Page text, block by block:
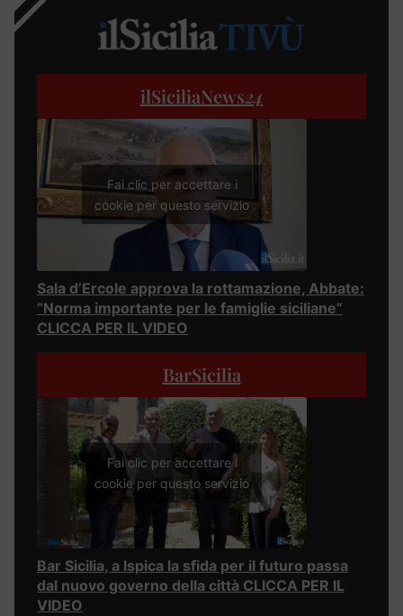
ilSiciliaNews24
Fai clic per accettare i
cookie per questo servizio
Sala d’Ercole approva la rottamazione, Abbate:
“Norma importante per le famiglie siciliane”
CLICCA PER IL VIDEO
BarSicilia
Fai clic per accettare i
cookie per questo servizio
Bar Sicilia, a Ispica la sfida per il futuro passa
dal nuovo governo della città CLICCA PER IL
VIDEO